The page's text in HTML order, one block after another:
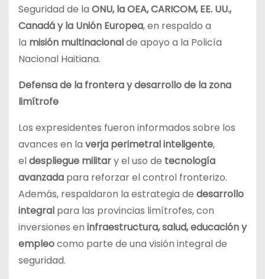
Seguridad de la ONU, la OEA, CARICOM, EE. UU.,
Canadá y la Unión Europea, en respaldo a
la misión multinacionalde apoyo a la Policía
Nacional Haitiana.
Defensa de la frontera y desarrollo de la zona
limítrofe
Los expresidentes fueron informados sobre los
avances en la verja perimetral inteligente,
eldespliegue military el uso de tecnología
avanzada para reforzar el control fronterizo.
Además, respaldaron la estrategia de desarrollo
integral para las provincias limítrofes, con
inversiones en infraestructura, salud, educación y
empleocomo parte de una visión integral de
seguridad.